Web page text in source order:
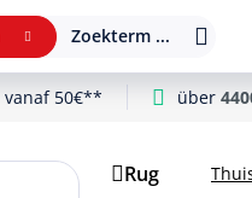
Zoekterm ...
vanaf 50€** über
Rug